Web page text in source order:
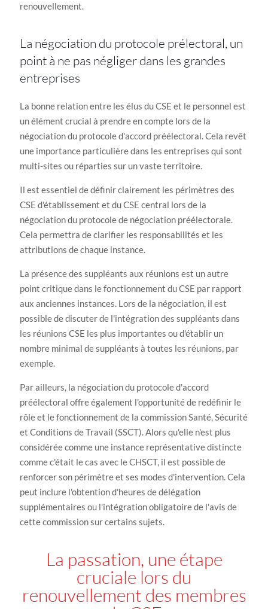
renouvellement.
La négociation du protocole prélectoral, un
point à ne pas négliger dans les grandes
entreprises
La bonne relation entre les élus du CSE et le personnel est
un élément crucial à prendre en compte lors de la
négociation du protocole d'accord préélectoral. Cela revêt
une importance particulière dans les entreprises qui sont
multi-sites ou réparties sur un vaste territoire.
Il est essentiel de définir clairement les périmètres des
CSE d'établissement et du CSE central lors de la
négociation du protocole de négociation préélectorale.
Cela permettra de clarifier les responsabilités et les
attributions de chaque instance.
La présence des suppléants aux réunions est un autre
point critique dans le fonctionnement du CSE par rapport
aux anciennes instances. Lors de la négociation, il est
possible de discuter de l'intégration des suppléants dans
les réunions CSE les plus importantes ou d'établir un
nombre minimal de suppléants à toutes les réunions, par
exemple.
Par ailleurs, la négociation du protocole d'accord
préélectoral offre également l'opportunité de redéfinir le
rôle et le fonctionnement de la commission Santé, Sécurité
et Conditions de Travail (SSCT). Alors qu'elle n'est plus
considérée comme une instance représentative distincte
comme c'était le cas avec le CHSCT, il est possible de
renforcer son périmètre et ses modes d'intervention. Cela
peut inclure l'obtention d'heures de délégation
supplémentaires ou l'intégration obligatoire de l'avis de
cette commission sur certains sujets.
La passation, une étape
cruciale lors du
renouvellement des membres